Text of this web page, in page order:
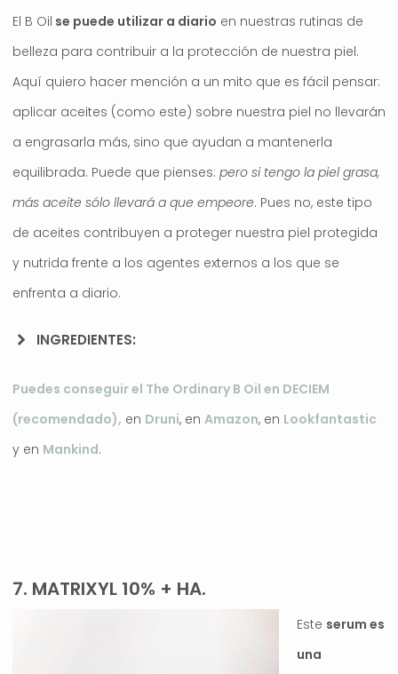
El B Oil se puede utilizar a diario en nuestras rutinas de
belleza para contribuir a la protección de nuestra piel.
Aquí quiero hacer mención a un mito que es fácil pensar:
aplicar aceites (como este) sobre nuestra piel no llevarán
a engrasarla más, sino que ayudan a mantenerla
equilibrada. Puede que pienses: pero si tengo la piel grasa,
más aceite sólo llevará a que empeore. Pues no, este tipo
de aceites contribuyen a proteger nuestra piel protegida
y nutrida frente a los agentes externos a los que se
enfrenta a diario.
INGREDIENTES:
Puedes conseguir el The Ordinary B Oil en DECIEM
(recomendado), en Druni, en Amazon, en Lookfantastic
y en Mankind.
7. MATRIXYL 10% + HA.
Este serum es
una